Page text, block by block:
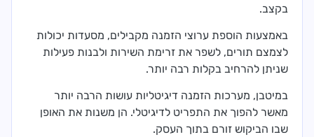
בקצב.
באמצעות הוספת ערוצי הזמנה מקבילים, מסעדות יכולות
לצמצם תורים, לשפר את זרימת השירות ולבנות פעילות
שניתן להרחיב בקלות רבה יותר.
במיטבן, מערכות הזמנה דיגיטליות עושות הרבה יותר
מאשר להפוך את התפריט לדיגיטלי. הן משנות את האופן
שבו הביקוש זורם בתוך העסק.